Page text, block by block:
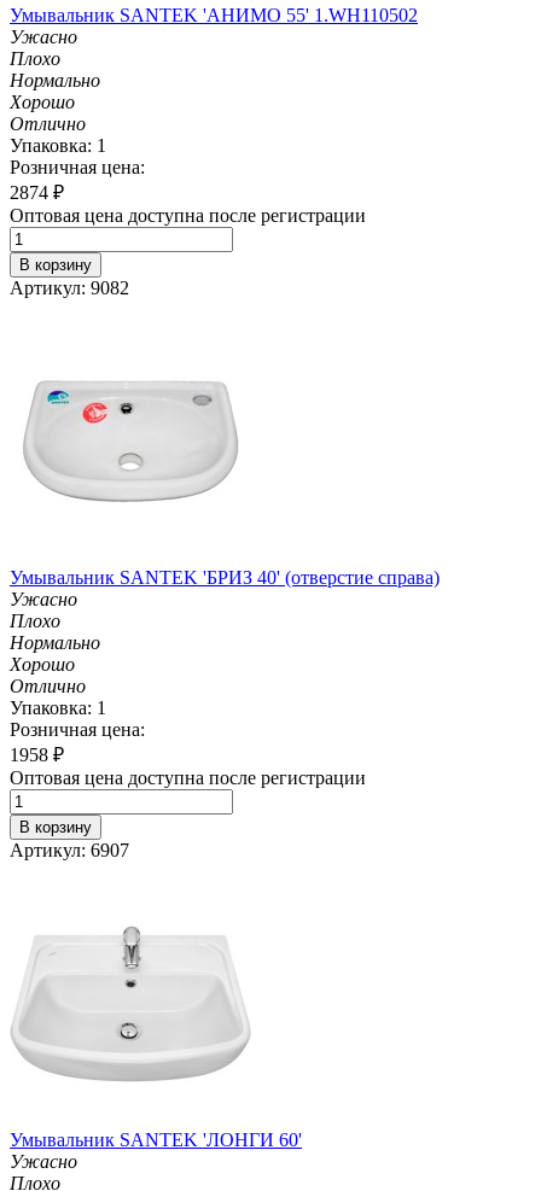
Умывальник SANTEK 'АНИМО 55' 1.WH110502
Ужасно
Плохо
Нормально
Хорошо
Отлично
Упаковка: 1
Розничная цена:
2874 ₽
Оптовая цена доступна после регистрации
В корзину
Артикул: 9082
Умывальник SANTEK 'БРИЗ 40' (отверстие справа)
Ужасно
Плохо
Нормально
Хорошо
Отлично
Упаковка: 1
Розничная цена:
1958 ₽
Оптовая цена доступна после регистрации
В корзину
Артикул: 6907
Умывальник SANTEK 'ЛОНГИ 60'
Ужасно
Плохо